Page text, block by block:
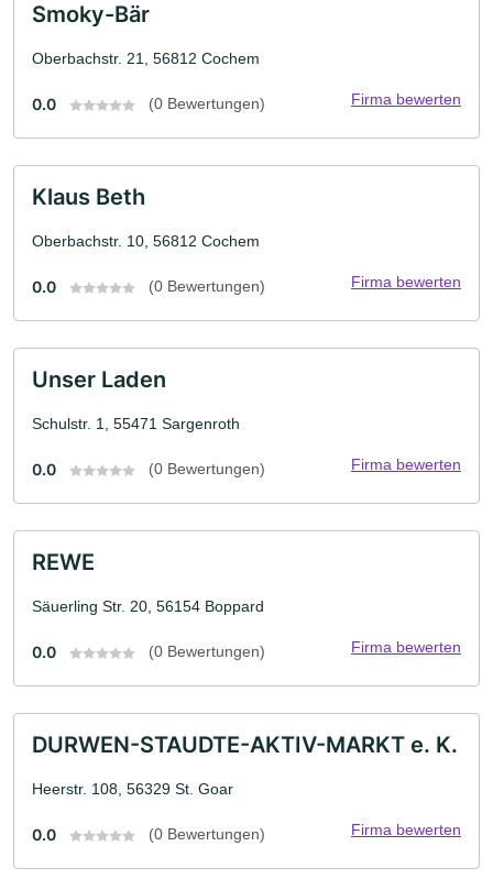
Smoky-Bär
Oberbachstr. 21, 56812 Cochem
0.0 (0 Bewertungen) Firma bewerten
Klaus Beth
Oberbachstr. 10, 56812 Cochem
0.0 (0 Bewertungen) Firma bewerten
Unser Laden
Schulstr. 1, 55471 Sargenroth
0.0 (0 Bewertungen) Firma bewerten
REWE
Säuerling Str. 20, 56154 Boppard
0.0 (0 Bewertungen) Firma bewerten
DURWEN-STAUDTE-AKTIV-MARKT e. K.
Heerstr. 108, 56329 St. Goar
0.0 (0 Bewertungen) Firma bewerten